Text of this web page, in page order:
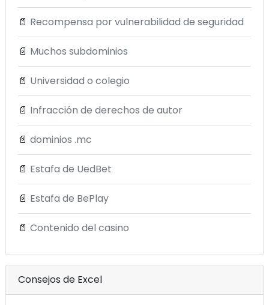
📄 Recompensa por vulnerabilidad de seguridad
📄 Muchos subdominios
📄 Universidad o colegio
📄 Infracción de derechos de autor
📄 dominios .mc
📄 Estafa de UedBet
📄 Estafa de BePlay
📄 Contenido del casino
Consejos de Excel